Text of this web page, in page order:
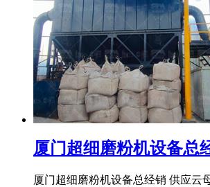
厦门超细磨粉机设备总
厦门超细磨粉机设备总经销 供应云